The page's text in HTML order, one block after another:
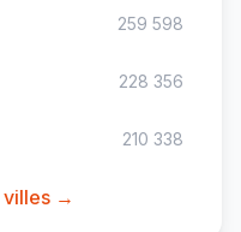
259 598
228 356
210 338
villes →